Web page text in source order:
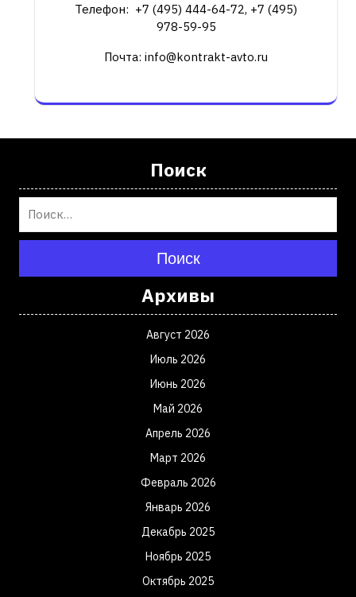
Телефон: +7 (495) 444-64-72, +7 (495)
978-59-95
Почта: info@kontrakt-avto.ru
Поиск
Поиск
Архивы
Август 2026
Июль 2026
Июнь 2026
Май 2026
Апрель 2026
Март 2026
Февраль 2026
Январь 2026
Декабрь 2025
Ноябрь 2025
Октябрь 2025